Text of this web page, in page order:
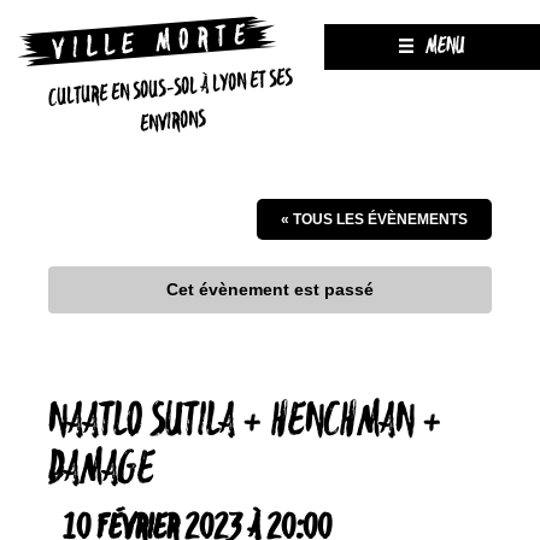
CULTURE EN SOUS-SOL À LYON ET SES
ENVIRONS
MENU
« TOUS LES ÉVÈNEMENTS
Cet évènement est passé
NAATLO SUTILA + HENCHMAN +
DAMAGE
10 FÉVRIER 2023 À 20:00